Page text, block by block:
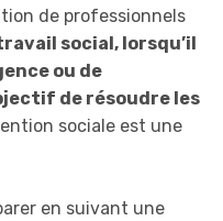
de professionnels
social, lorsqu’il
ou de
de résoudre les
sociale est une
en suivant une